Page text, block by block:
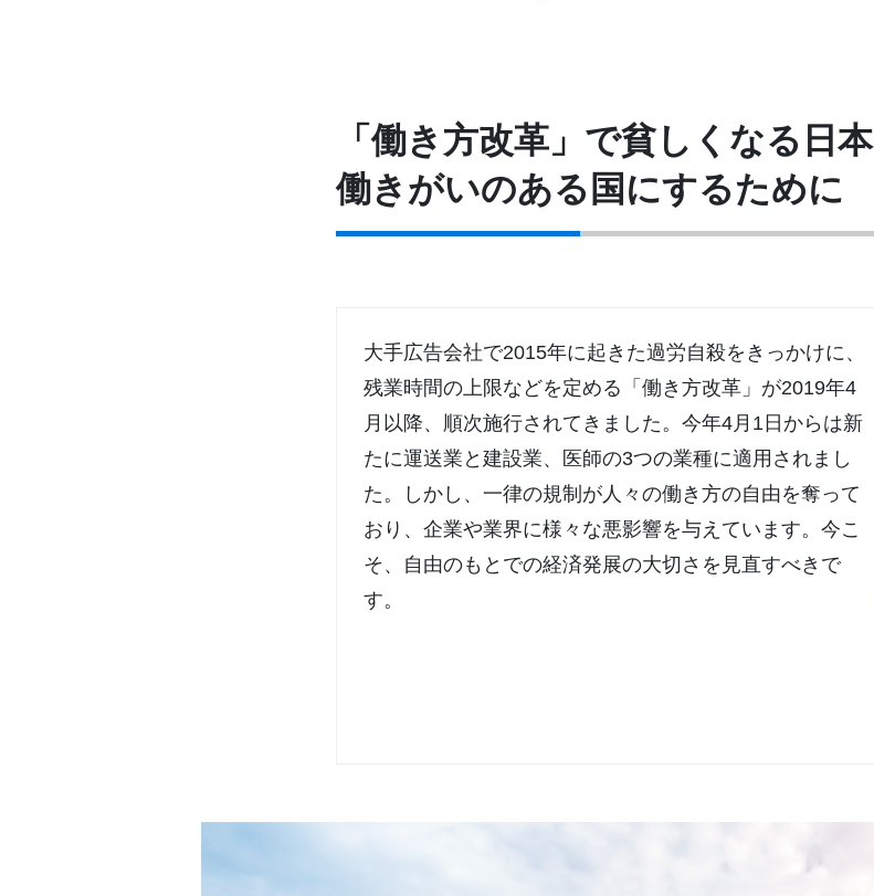
「働き方改革」で貧しくなる日本
働きがいのある国にするために
大手広告会社で2015年に起きた過労自殺をきっかけに、
残業時間の上限などを定める「働き方改革」が2019年4
月以降、順次施行されてきました。今年4月1日からは新
たに運送業と建設業、医師の3つの業種に適用されまし
た。しかし、一律の規制が人々の働き方の自由を奪って
おり、企業や業界に様々な悪影響を与えています。今こ
そ、自由のもとでの経済発展の大切さを見直すべきで
す。